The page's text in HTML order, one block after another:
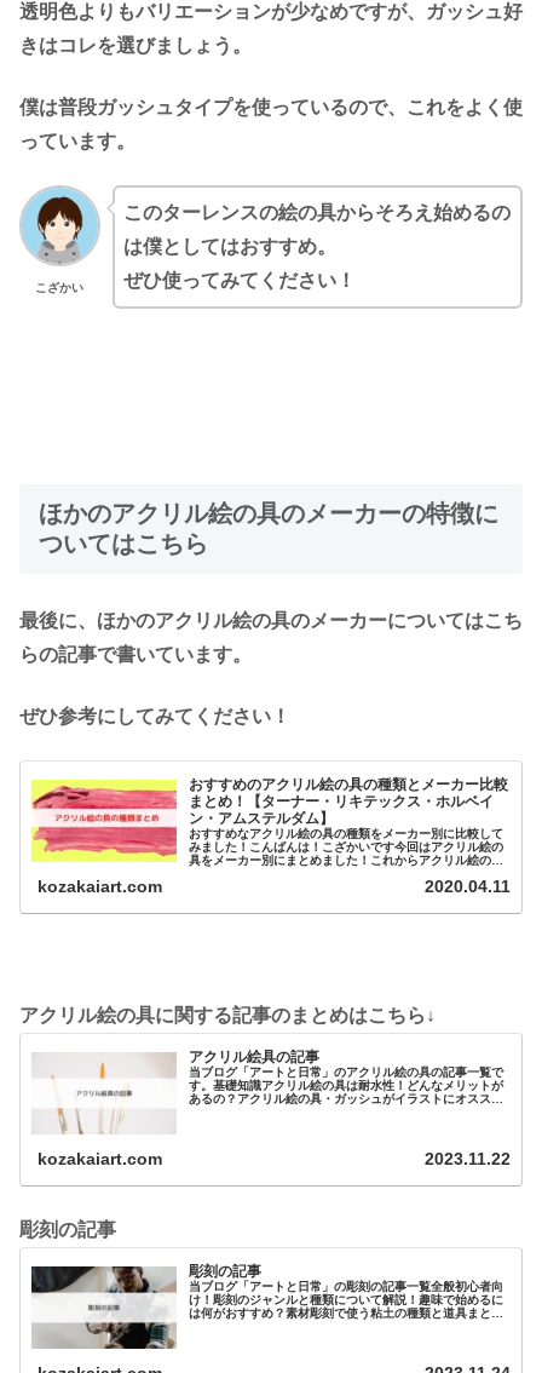
透明色よりもバリエーションが少なめですが、ガッシュ好
きはコレを選びましょう。
僕は普段ガッシュタイプを使っているので、これをよく使
っています。
こざかい
このターレンスの絵の具からそろえ始めるの
は僕としてはおすすめ。
ぜひ使ってみてください！
ほかのアクリル絵の具のメーカーの特徴に
ついてはこちら
最後に、ほかのアクリル絵の具のメーカーについてはこち
らの記事で書いています。
ぜひ参考にしてみてください！
おすすめのアクリル絵の具の種類とメーカー比較
まとめ！【ターナー・リキテックス・ホルベイ
ン・アムステルダム】
おすすめなアクリル絵の具の種類をメーカー別に比較して
みました！こんばんは！こざかいです今回はアクリル絵の
具をメーカー別にまとめました！これからアクリル絵の具
kozakaiart.com 2020.04.11
アクリル絵の具に関する記事のまとめはこちら↓
アクリル絵具の記事
当ブログ「アートと日常」のアクリル絵の具の記事一覧で
す。基礎知識アクリル絵の具は耐水性！どんなメリットが
あるの？アクリル絵の具・ガッシュがイラストにオススメ
kozakaiart.com 2023.11.22
彫刻の記事
彫刻の記事
当ブログ「アートと日常」の彫刻の記事一覧全般初心者向
け！彫刻のジャンルと種類について解説！趣味で始めるに
は何がおすすめ？素材彫刻で使う粘土の種類と道具まとめ